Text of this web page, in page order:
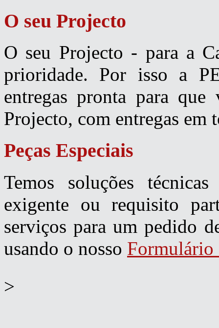
O seu Projecto
O seu Projecto - para a
prioridade. Por isso a
entregas pronta para que
Projecto, com entregas em
Peças Especiais
Temos soluções
exigente ou requisito
serviços para um pedido
usando o nosso Formulário
>